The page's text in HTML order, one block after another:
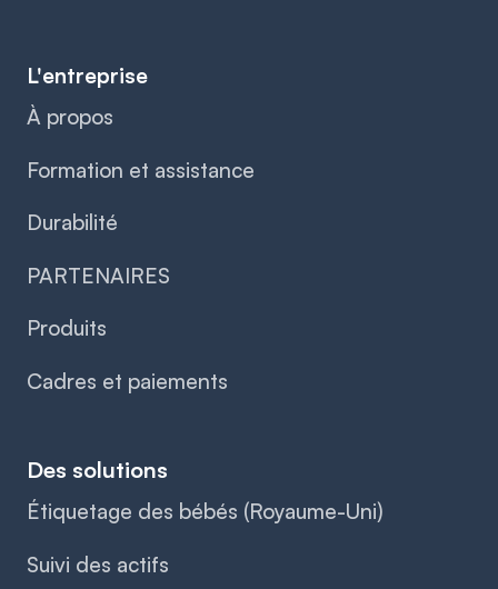
L'entreprise
À propos
Formation et assistance
Durabilité
PARTENAIRES
Produits
Cadres et paiements
Des solutions
Étiquetage des bébés (Royaume-Uni)
Suivi des actifs